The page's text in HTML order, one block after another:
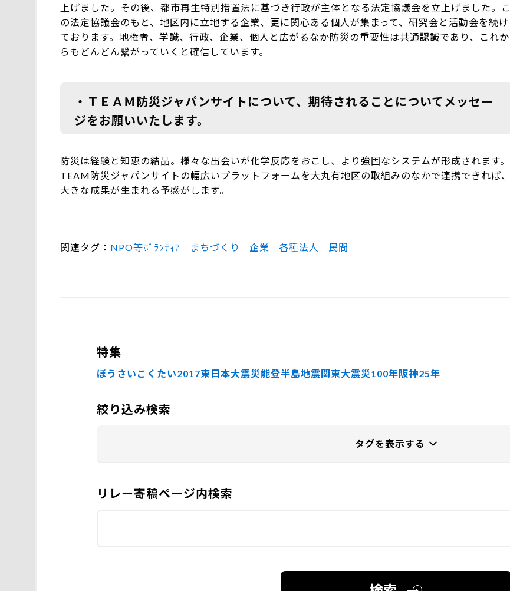
上げました。その後、都市再生特別措置法に基づき行政が主体となる法定協議会を立上げました。こ
の法定協議会のもと、地区内に立地する企業、更に関心ある個人が集まって、研究会と活動会を続け
ております。地権者、学識、行政、企業、個人と広がるなか防災の重要性は共通認識であり、これか
らもどんどん繋がっていくと確信しています。
・ＴＥＡＭ防災ジャパンサイトについて、期待されることについてメッセー
ジをお願いいたします。
防災は経験と知恵の結晶。様々な出会いが化学反応をおこし、より強固なシステムが形成されます。
TEAM防災ジャパンサイトの幅広いプラットフォームを大丸有地区の取組みのなかで連携できれば、
大きな成果が生まれる予感がします。
関連タグ NPO等ﾎﾞﾗﾝﾃｨｱ まちづくり 企業 各種法人 民間
特集
ぼうさいこくたい2017東日本大震災能登半島地震関東大震災100年阪神25年
絞り込み検索
リレー寄稿ページ内検索